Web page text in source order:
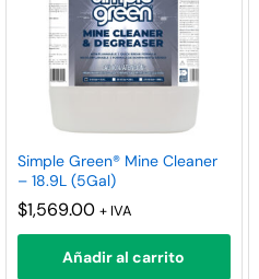
Simple Green® Mine Cleaner
– 18.9L (5Gal)
$1,569.00 + IVA
Añadir al carrito